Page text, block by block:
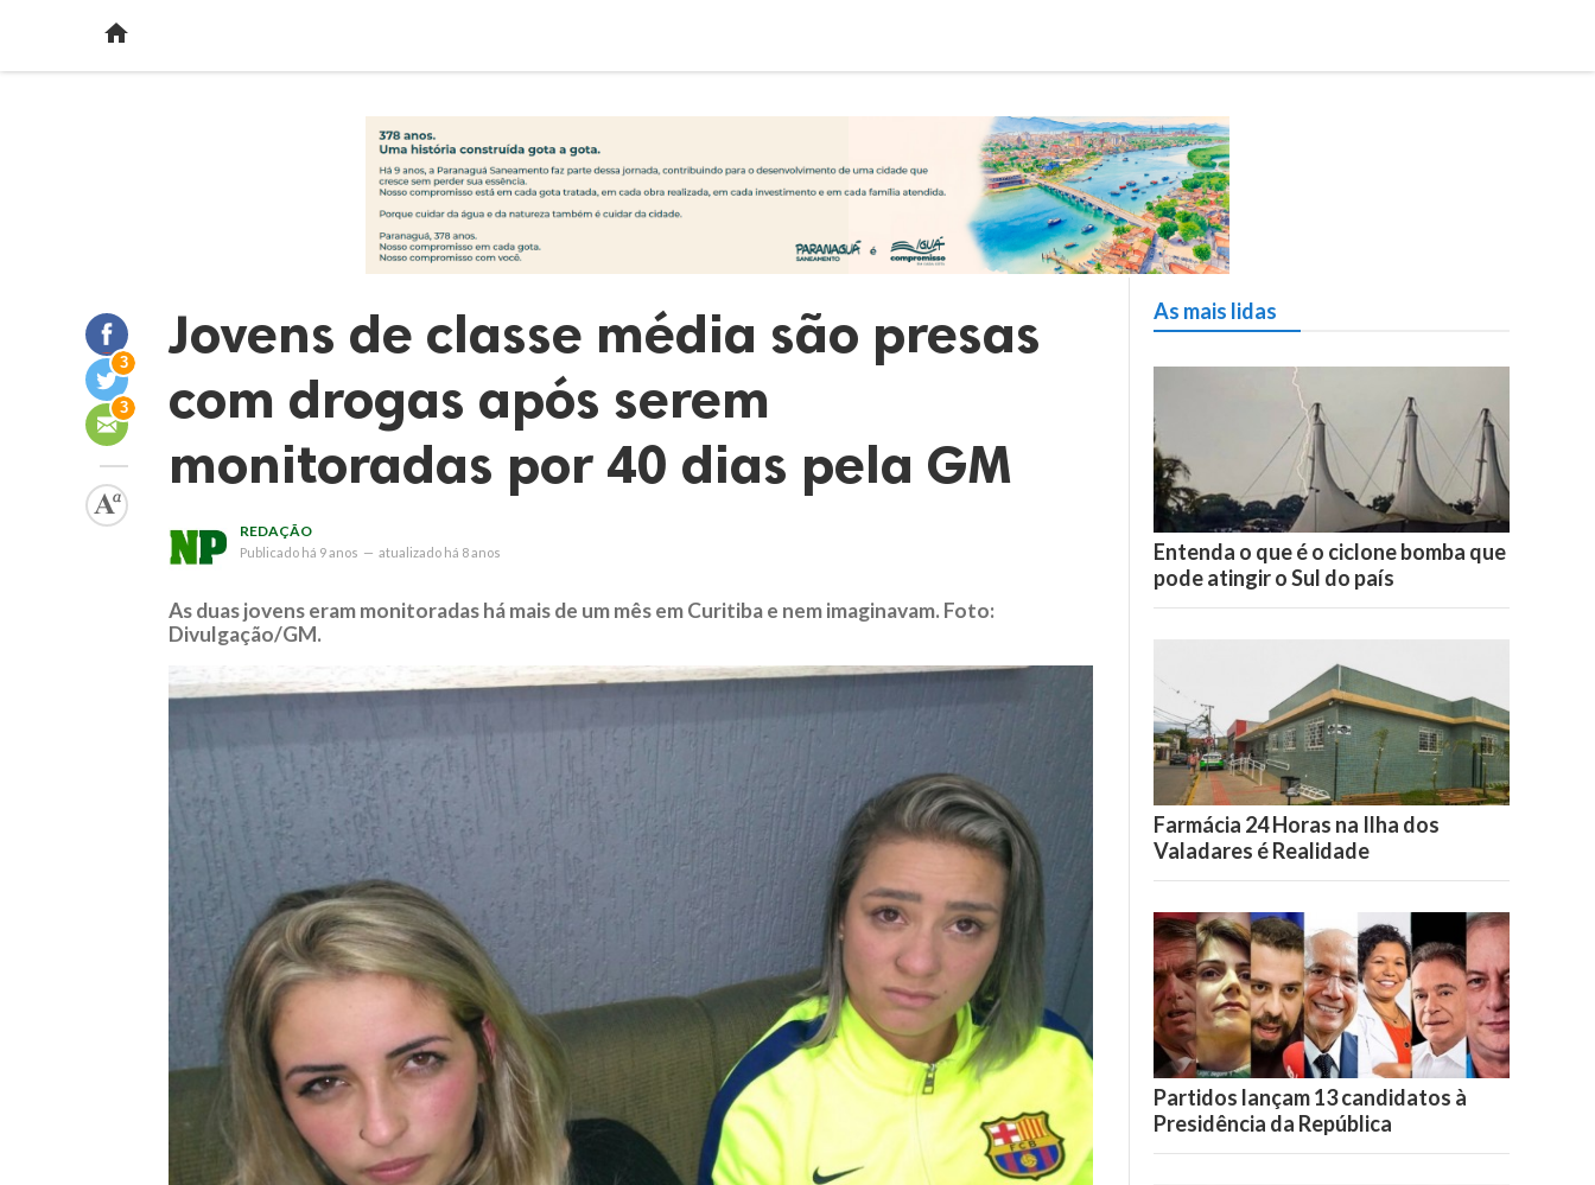

3
3
Jovens de classe média são presas
com drogas após serem
monitoradas por 40 dias pela GM
REDAÇÃO
Publicado há 9 anos — atualizado há 8 anos
As duas jovens eram monitoradas há mais de um mês em Curitiba e nem imaginavam. Foto:
Divulgação/GM.
As mais lidas
Entenda o que é o ciclone bomba que
pode atingir o Sul do país
Farmácia 24 Horas na Ilha dos
Valadares é Realidade
Partidos lançam 13 candidatos à
Presidência da República